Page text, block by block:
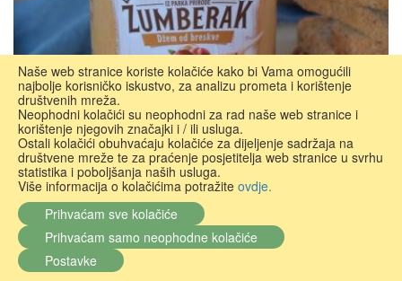
Naše web stranice koriste kolačiće kako bi Vama omogućili
najbolje korisničko iskustvo, za analizu prometa i korištenje
društvenih mreža.
Neophodni kolačići su neophodni za rad naše web stranice i
korištenje njegovih značajki i / ili usluga.
Ostali kolačići obuhvaćaju kolačiće za dijeljenje sadržaja na
društvene mreže te za praćenje posjetitelja web stranice u svrhu
statistika i poboljšanja naših usluga.
Više informacija o kolačićima potražite ovdje.
Prihvaćam sve kolačiće
Prihvaćam samo neophodne kolačiće
Postavke
Džem od breskve
OPG Štenta
0%